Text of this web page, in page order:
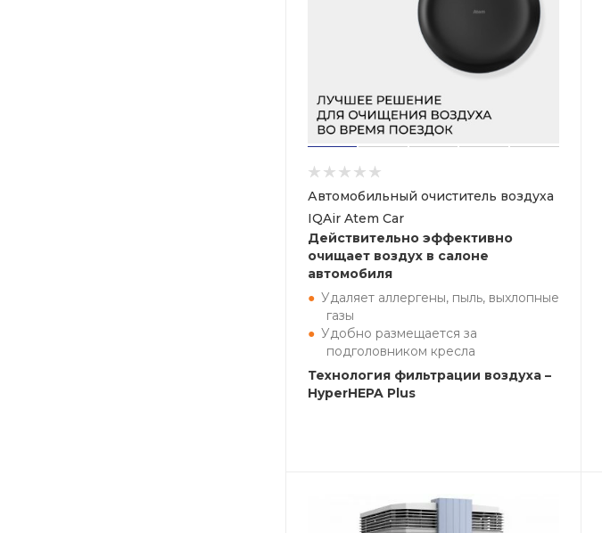
Автомобильный очиститель воздуха
IQAir Atem Car
Действительно эффективно
очищает воздух в салоне
автомобиля
Удаляет аллергены, пыль, выхлопные
газы
Удобно размещается за
подголовником кресла
Технология фильтрации воздуха –
HyperHEPA Plus